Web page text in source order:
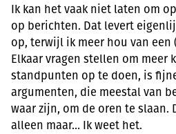
Ik kan het vaak niet laten om
op berichten. Dat levert
op, terwijl ik meer hou van
Elkaar vragen stellen om meer
standpunten op te doen, is
argumenten, die meestal van
waar zijn, om de oren te
alleen maar… Ik weet het.